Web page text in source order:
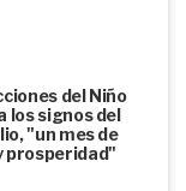
del Niño
los signos del
"un mes de
prosperidad"